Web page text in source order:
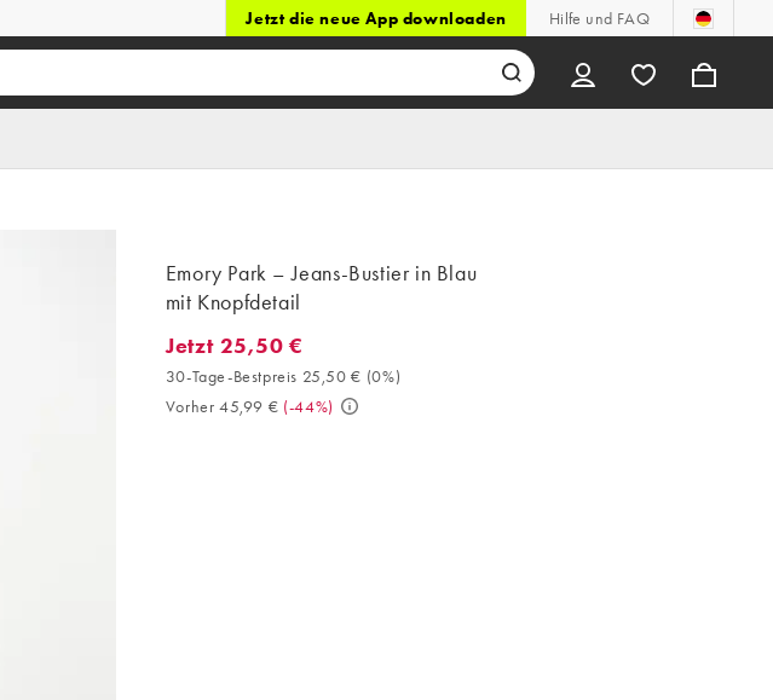
Jetzt die neue App downloaden Hilfe und FAQ
Emory Park – Jeans-Bustier in Blau
mit Knopfdetail
Jetzt 25,50 €. 30-Tage-Bestpreis 25,50 € (0%). Vorher 45,99 €. (-44%)
Jetzt 25,50 €
30-Tage-Bestpreis 25,50 € (0%)
Vorher 45,99 € (-44%)